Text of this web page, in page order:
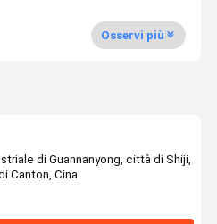
Osservi più
di Guannanyong, città di Shiji,
Canton, Cina